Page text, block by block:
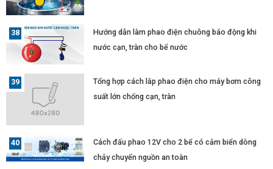
Hướng dẫn làm phao điện chuông báo động khi
nước cạn, tràn cho bể nước
Tổng hợp cách lắp phao điện cho máy bơm công
suất lớn chống cạn, tràn
Cách đấu phao 12V cho 2 bể có cảm biển dòng
chảy chuyển nguồn an toàn